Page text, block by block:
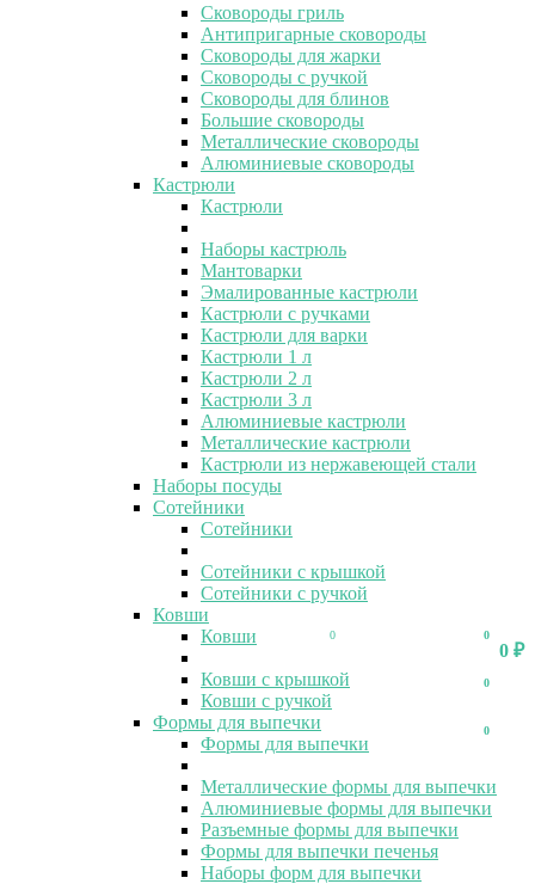
0
0 ₽
0
0
0
Сковороды гриль
Антипригарные сковороды
Сковороды для жарки
Сковороды с ручкой
Сковороды для блинов
Большие сковороды
Металлические сковороды
Алюминиевые сковороды
Кастрюли
Кастрюли
Наборы кастрюль
Мантоварки
Эмалированные кастрюли
Кастрюли с ручками
Кастрюли для варки
Кастрюли 1 л
Кастрюли 2 л
Кастрюли 3 л
Алюминиевые кастрюли
Металлические кастрюли
Кастрюли из нержавеющей стали
Наборы посуды
Сотейники
Сотейники
Сотейники с крышкой
Сотейники с ручкой
Ковши
Ковши
Ковши с крышкой
Ковши с ручкой
Формы для выпечки
Формы для выпечки
Металлические формы для выпечки
Алюминиевые формы для выпечки
Разъемные формы для выпечки
Формы для выпечки печенья
Наборы форм для выпечки